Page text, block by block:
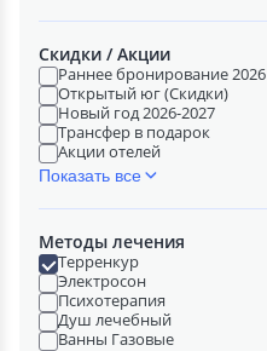
Скидки / Акции
Раннее бронирование 2026
Открытый юг (Скидки)
Новый год 2026-2027
Трансфер в подарок
Акции отелей
Показать все
Методы лечения
Терренкур
Электросон
Психотерапия
Душ лечебный
Ванны Газовые